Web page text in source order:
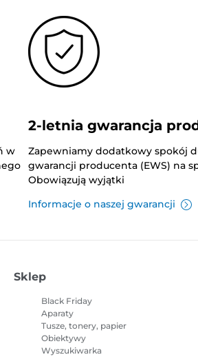
w
2-letnia gwarancja
Zapewniamy dodatkowy spokój
gwarancji producenta (EWS) na
Obowiązują wyjątki
Informacje o naszej gwarancji
Sklep
Black Friday
Aparaty
Tusze, tonery, papier
Obiektywy
Wyszukiwarka